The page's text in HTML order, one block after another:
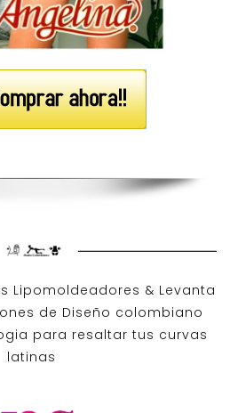
Lipomoldeadores & Levanta
de Diseño colombiano
para resaltar tus curvas
latinas